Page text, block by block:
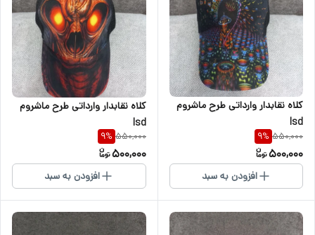
کلاه نقابدار وارداتی طرح ماشروم
lsd
550,000
9%
500,000
افزودن به سبد
کلاه نقابدار وارداتی طرح ماشروم
lsd
550,000
9%
500,000
افزودن به سبد